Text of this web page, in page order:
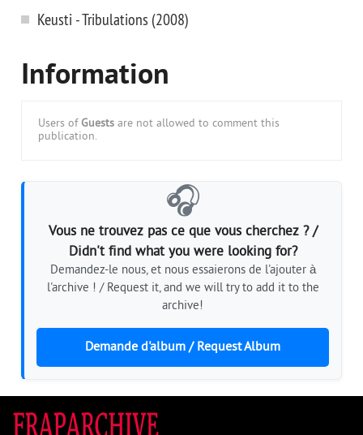
Keusti - Tribulations (2008)
Information
Users of Guests are not allowed to comment this
publication.
🎧
Vous ne trouvez pas ce que vous cherchez ? /
Didn't find what you were looking for?
Demandez-le nous, et nous essaierons de l'ajouter à
l'archive ! / Request it, and we will try to add it to the
archive!
Demande d'album / Request Album